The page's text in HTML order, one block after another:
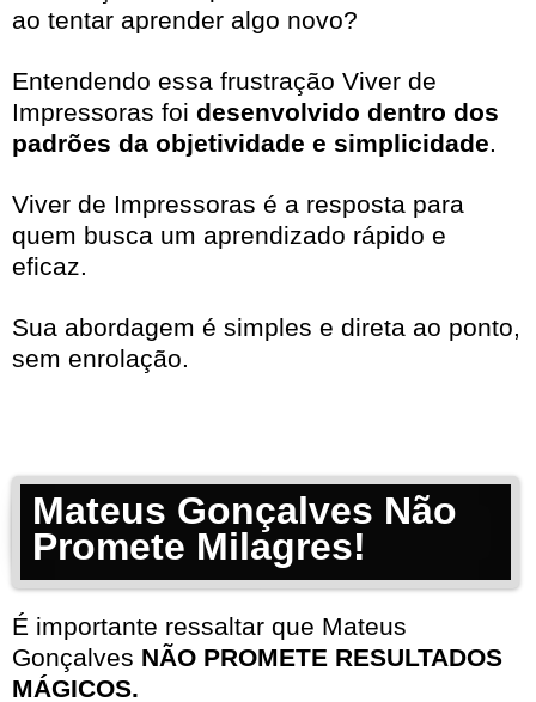
ao tentar aprender algo novo?
Entendendo essa frustração Viver de
Impressoras foi desenvolvido dentro dos
padrões da objetividade e simplicidade.
Viver de Impressoras é a resposta para
quem busca um aprendizado rápido e
eficaz.
Sua abordagem é simples e direta ao ponto,
sem enrolação.
Mateus Gonçalves Não
Promete Milagres!
É importante ressaltar que Mateus
Gonçalves NÃO PROMETE RESULTADOS
MÁGICOS.